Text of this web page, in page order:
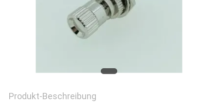
Produkt-Beschreibung